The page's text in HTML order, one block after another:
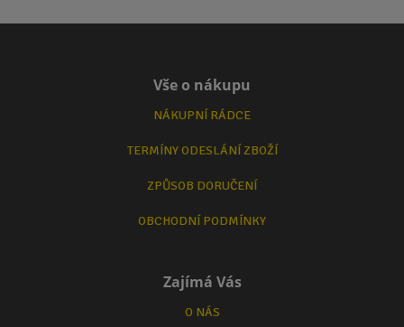
Vše o nákupu
NÁKUPNÍ RÁDCE
TERMÍNY ODESLÁNÍ ZBOŽÍ
ZPŮSOB DORUČENÍ
OBCHODNÍ PODMÍNKY
Zajímá Vás
O NÁS